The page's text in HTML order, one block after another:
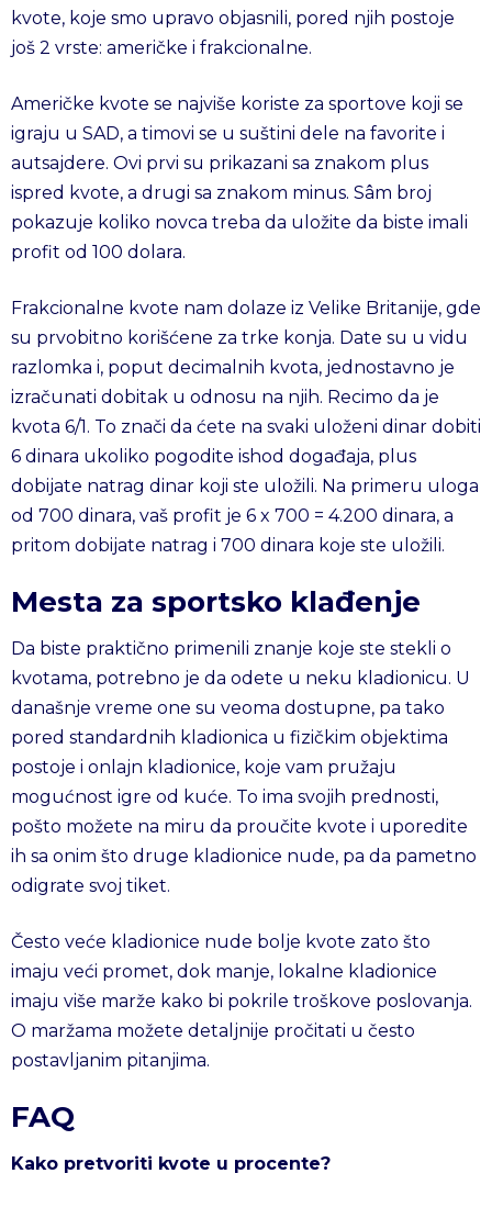
kvote, koje smo upravo objasnili, pored njih postoje
još 2 vrste: američke i frakcionalne.
Američke kvote se najviše koriste za sportove koji se
igraju u SAD, a timovi se u suštini dele na favorite i
autsajdere. Ovi prvi su prikazani sa znakom plus
ispred kvote, a drugi sa znakom minus. Sâm broj
pokazuje koliko novca treba da uložite da biste imali
profit od 100 dolara.
Frakcionalne kvote nam dolaze iz Velike Britanije, gde
su prvobitno korišćene za trke konja. Date su u vidu
razlomka i, poput decimalnih kvota, jednostavno je
izračunati dobitak u odnosu na njih. Recimo da je
kvota 6/1. To znači da ćete na svaki uloženi dinar dobiti
6 dinara ukoliko pogodite ishod događaja, plus
dobijate natrag dinar koji ste uložili. Na primeru uloga
od 700 dinara, vaš profit je 6 x 700 = 4.200 dinara, a
pritom dobijate natrag i 700 dinara koje ste uložili.
Mesta za sportsko klađenje
Da biste praktično primenili znanje koje ste stekli o
kvotama, potrebno je da odete u neku kladionicu. U
današnje vreme one su veoma dostupne, pa tako
pored standardnih kladionica u fizičkim objektima
postoje i onlajn kladionice, koje vam pružaju
mogućnost igre od kuće. To ima svojih prednosti,
pošto možete na miru da proučite kvote i uporedite
ih sa onim što druge kladionice nude, pa da pametno
odigrate svoj tiket.
Često veće kladionice nude bolje kvote zato što
imaju veći promet, dok manje, lokalne kladionice
imaju više marže kako bi pokrile troškove poslovanja.
O maržama možete detaljnije pročitati u često
postavljanim pitanjima.
FAQ
Kako pretvoriti kvote u procente?